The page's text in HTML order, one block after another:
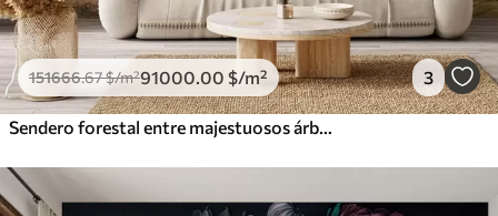
151666.67$/m²91000 .00 $/m² 3